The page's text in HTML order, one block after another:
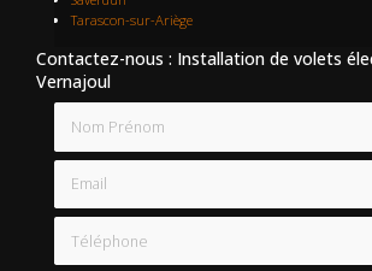
Tarascon-sur-Ariège
Contactez-nous : Installation de volets
Vernajoul
Email
Téléphone